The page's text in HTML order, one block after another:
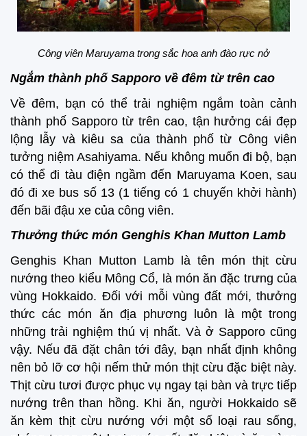
Công viên Maruyama trong sắc hoa anh đào rực nở
Ngắm thành phố Sapporo về đêm từ trên cao
Về đêm, bạn có thể trải nghiệm ngắm toàn cảnh
thành phố Sapporo từ trên cao, tận hưởng cái đẹp
lộng lẫy và kiêu sa của thành phố từ Công viên
tưởng niệm Asahiyama. Nếu không muốn đi bộ, bạn
có thể đi tàu điện ngầm đến Maruyama Koen, sau
đó đi xe bus số 13 (1 tiếng có 1 chuyến khởi hành)
đến bãi đậu xe của công viên.
Thưởng thức món Genghis Khan Mutton Lamb
Genghis Khan Mutton Lamb là tên món thịt cừu
nướng theo kiểu Mông Cổ, là món ăn đặc trưng của
vùng Hokkaido. Đối với mỗi vùng đất mới, thưởng
thức các món ăn địa phương luôn là một trong
những trải nghiệm thú vị nhất. Và ở Sapporo cũng
vậy. Nếu đã đặt chân tới đây, bạn nhất định không
nên bỏ lỡ cơ hội nếm thử món thịt cừu đặc biệt này.
Thịt cừu tươi được phục vụ ngay tại bàn và trực tiếp
nướng trên than hồng. Khi ăn, người Hokkaido sẽ
ăn kèm thịt cừu nướng với một số loại rau sống,